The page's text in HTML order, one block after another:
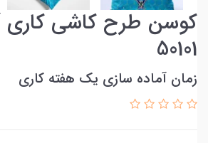
کوسن طرح کاشی کاری
50101
زمان آماده سازی یک هفته کاری